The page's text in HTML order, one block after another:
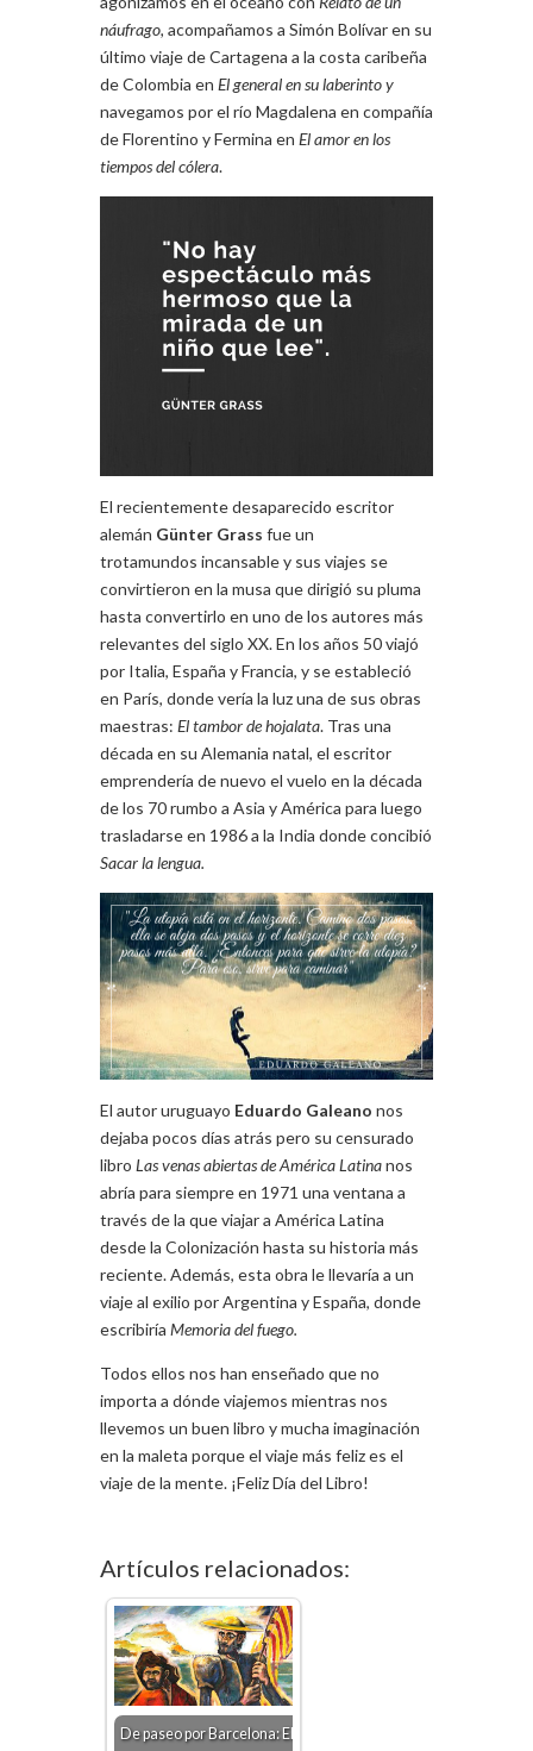
náufrago, acompañamos a Simón Bolívar en su
último viaje de Cartagena a la costa caribeña
de Colombia en El general en su laberinto y
navegamos por el río Magdalena en compañía
de Florentino y Fermina en El amor en los
tiempos del cólera.
El recientemente desaparecido escritor
alemán Günter Grass fue un
trotamundos incansable y sus viajes se
convirtieron en la musa que dirigió su pluma
hasta convertirlo en uno de los autores más
relevantes del siglo XX. En los años 50 viajó
por Italia, España y Francia, y se estableció
en París, donde vería la luz una de sus obras
maestras: El tambor de hojalata. Tras una
década en su Alemania natal, el escritor
emprendería de nuevo el vuelo en la década
de los 70 rumbo a Asia y América para luego
trasladarse en 1986 a la India donde concibió
Sacar la lengua.
El autor uruguayo Eduardo Galeano nos
dejaba pocos días atrás pero su censurado
libro Las venas abiertas de América Latinanos
abría para siempre en 1971 una ventana a
través de la que viajar a América Latina
desde la Colonización hasta su historia más
reciente. Además, esta obra le llevaría a un
viaje al exilio por Argentina y España, donde
escribiría Memoria del fuego.
Todos ellos nos han enseñado que no
importa a dónde viajemos mientras nos
llevemos un buen libro y mucha imaginación
en la maleta porque el viaje más feliz es el
viaje de la mente. ¡Feliz Día del Libro!
Artículos relacionados:
De paseo por Barcelona: El